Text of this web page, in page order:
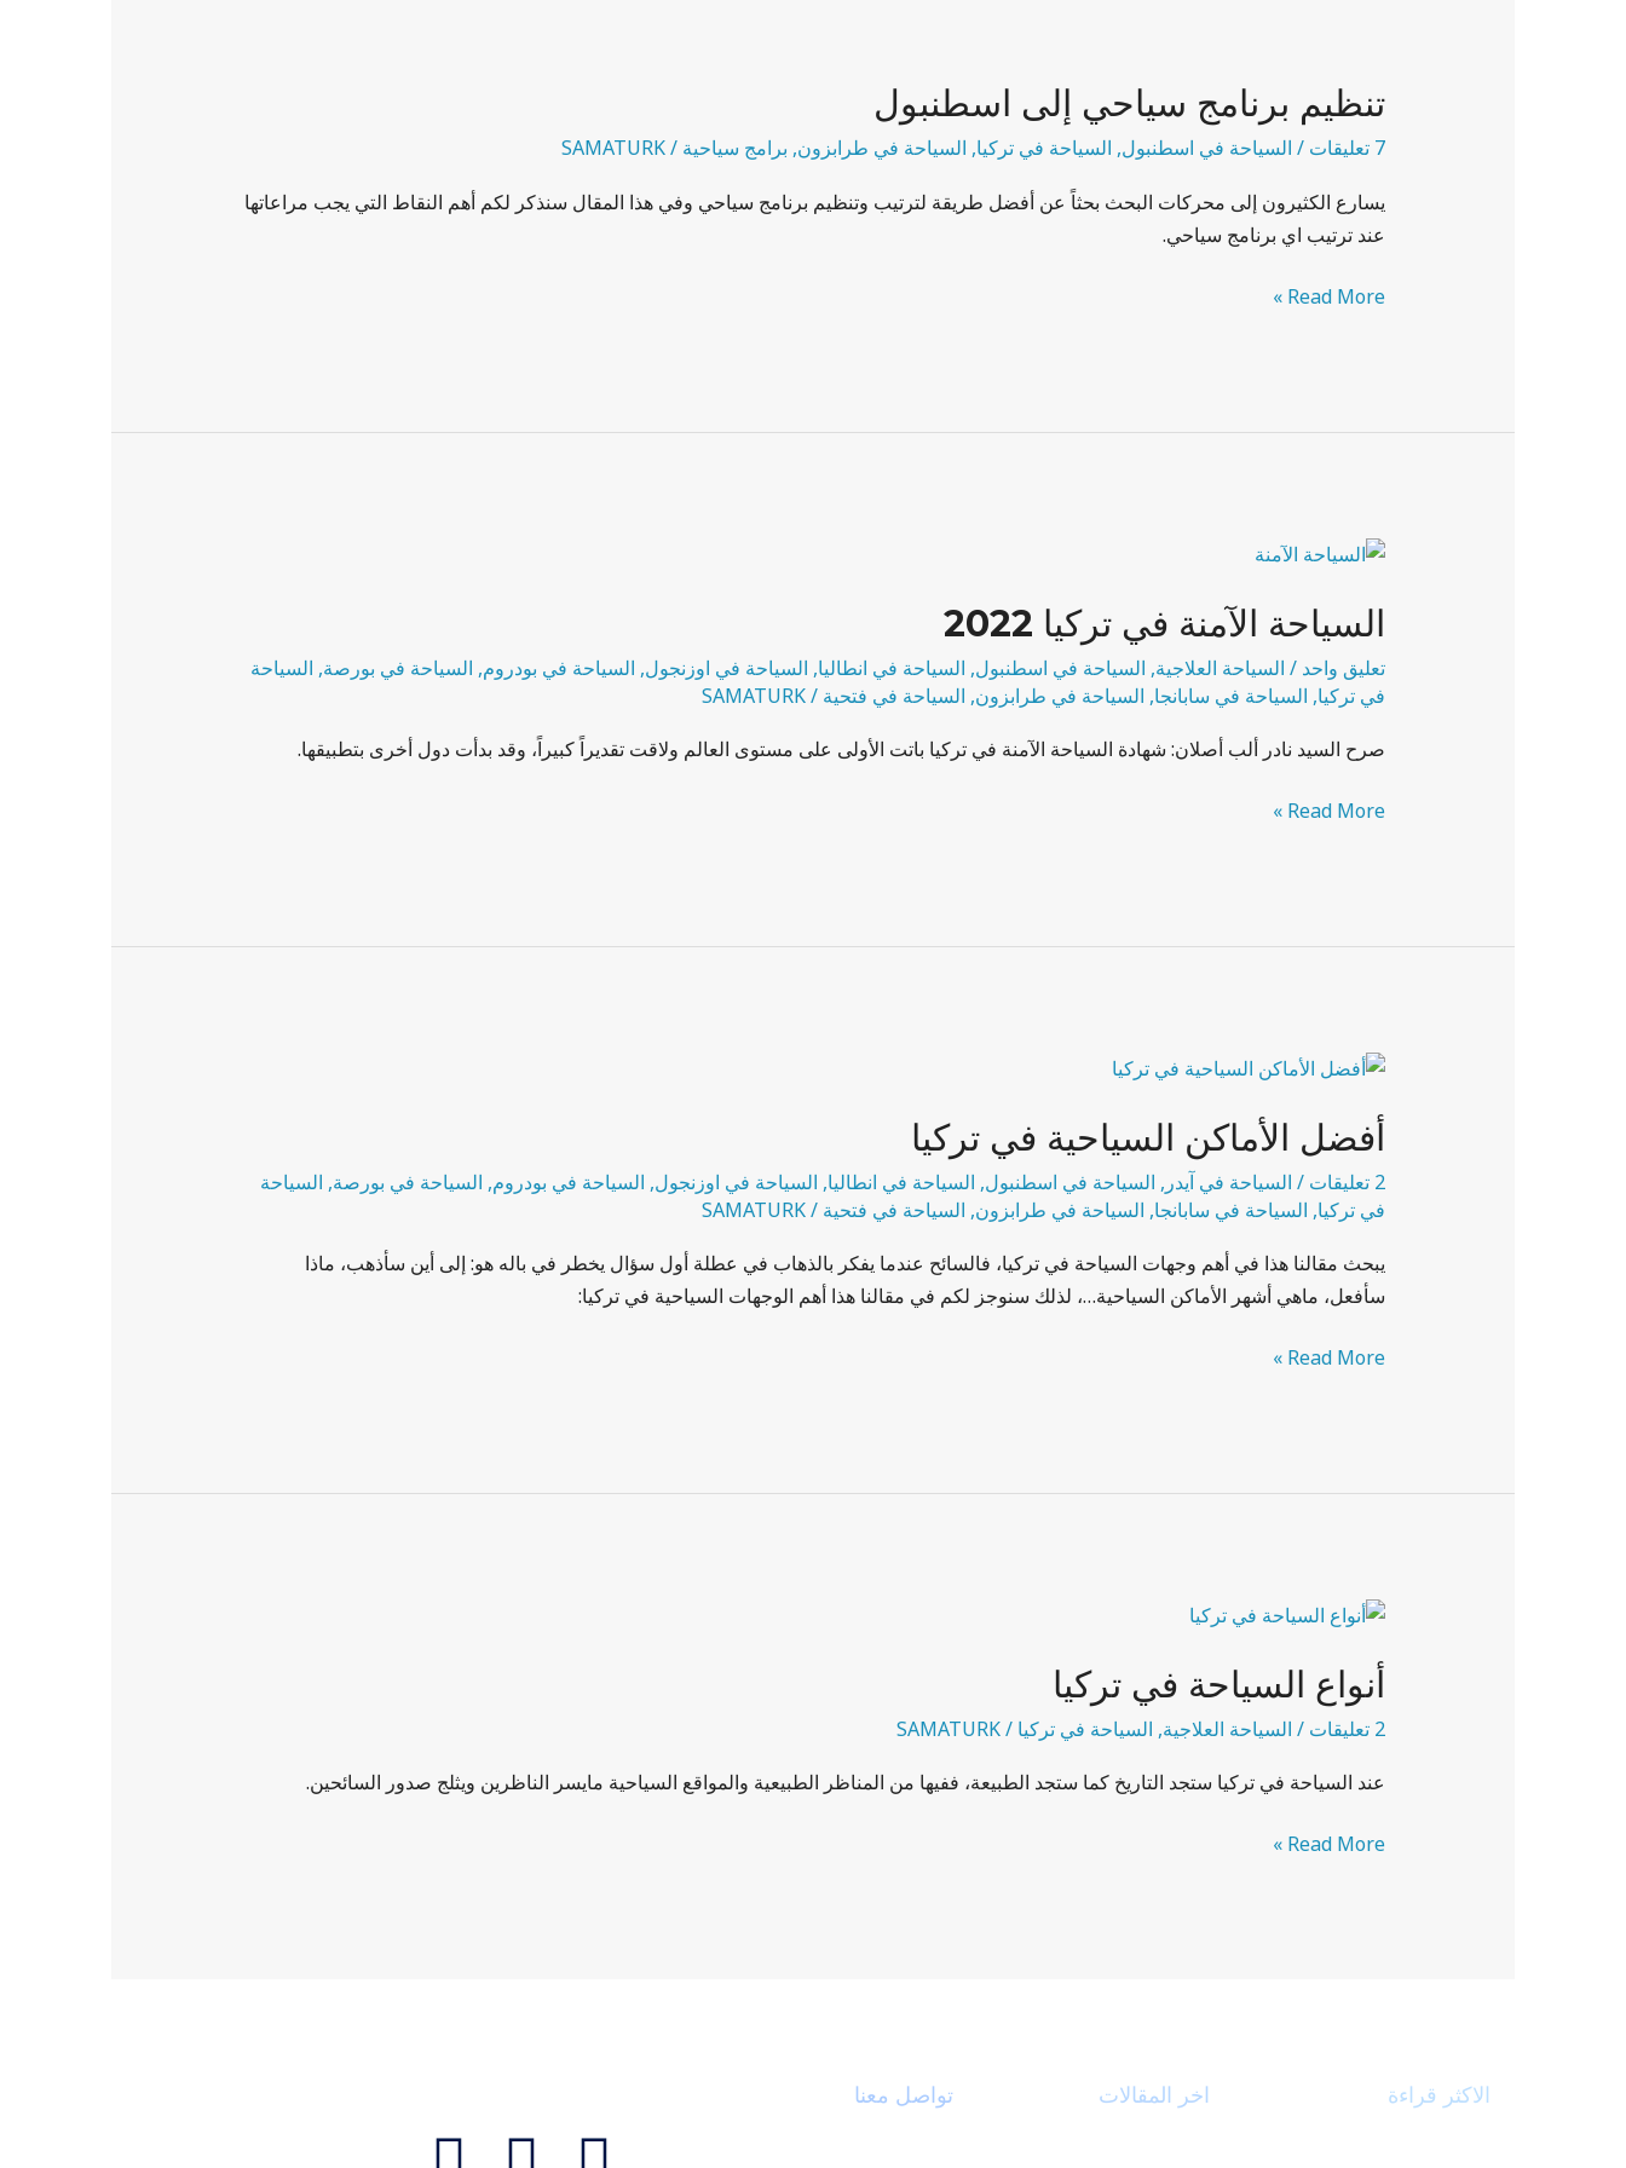
تنظيم برنامج سياحي إلى اسطنبول
7 تعليقات / السياحة في اسطنبول, السياحة في تركيا, السياحة في طرابزون, برامج سياحية /
SAMATURK
يسارع الكثيرون إلى محركات البحث بحثاً عن أفضل طريقة لترتيب وتنظيم برنامج سياحي وفي هذا المقال سنذكر لكم أهم النقاط التي يجب مراعاتها
عند ترتيب اي برنامج سياحي.
سياحي
اسطنبول
Read More »
السياحة الآمنة في تركيا 2022
تعليق واحد / السياحة العلاجية, السياحة في اسطنبول, السياحة في انطاليا, السياحة في اوزنجول, السياحة في بودروم, السياحة في بورصة, السياحة
في تركيا, السياحة في سابانجا, السياحة في طرابزون, السياحة في فتحية /
SAMATURK
صرح السيد نادر ألب أصلان: شهادة السياحة الآمنة في تركيا باتت الأولى على مستوى العالم ولاقت تقديراً كبيراً، وقد بدأت دول أخرى بتطبيقها.
السياحة
في
2022
Read More »
أفضل الأماكن السياحية في تركيا
2 تعليقات / السياحة في آيدر , السياحة في اسطنبول, السياحة في انطاليا, السياحة في اوزنجول, السياحة في بودروم, السياحة في بورصة, السياحة
في تركيا, السياحة في سابانجا, السياحة في طرابزون, السياحة في فتحية /
SAMATURK
يبحث مقالنا هذا في أهم وجهات السياحة في تركيا، فالسائح عندما يفكر بالذهاب في عطلة أول سؤال يخطر في باله هو: إلى أين سأذهب، ماذا
سأفعل، ماهي أشهر الأماكن السياحية…، لذلك سنوجز لكم في مقالنا هذا أهم الوجهات السياحية في تركيا:
أفضل
السياحية
تركيا
Read More »
أنواع السياحة في تركيا
2 تعليقات / السياحة العلاجية, السياحة في تركيا /
SAMATURK
عند السياحة في تركيا ستجد التاريخ كما ستجد الطبيعة، ففيها من المناظر الطبيعية والمواقع السياحية مايسر الناظرين ويثلج صدور السائحين.
أنواع
في
تركيا
Read More »
الاكثر قراءة اخر المقالات تواصل معنا